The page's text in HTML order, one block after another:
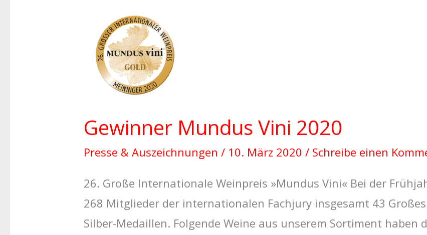
Gewinner Mundus Vini 2020
Presse & Auszeichnungen / 10. März 2020 / Schreibe einen
26. Große Internationale Weinpreis »Mundus Vini« Bei der
268 Mitglieder der internationalen Fachjury insgesamt 43
Silber-Medaillen. Folgende Weine aus unserem Sortiment haben
Gewinner
Mundus
Vini
2020